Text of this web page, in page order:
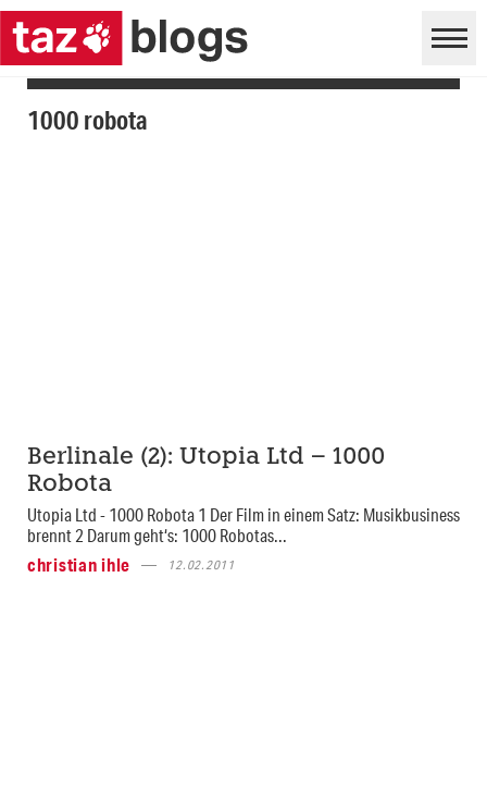
1000 robota
Berlinale (2): Utopia Ltd – 1000
Robota
Utopia Ltd - 1000 Robota 1 Der Film in einem Satz: Musikbusiness
brennt 2 Darum geht‘s: 1000 Robotas...
christian ihle
12.02.2011